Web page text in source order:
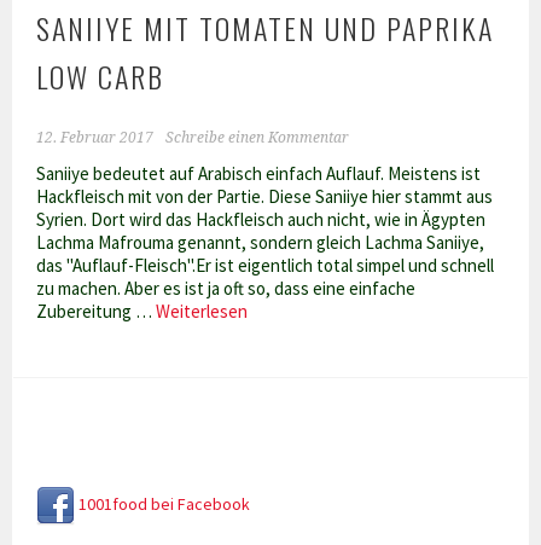
SANIIYE MIT TOMATEN UND PAPRIKA
LOW CARB
12. Februar 2017 Schreibe einen Kommentar
Saniiye bedeutet auf Arabisch einfach Auflauf. Meistens ist
Hackfleisch mit von der Partie. Diese Saniiye hier stammt aus
Syrien. Dort wird das Hackfleisch auch nicht, wie in Ägypten
Lachma Mafrouma genannt, sondern gleich Lachma Saniiye,
das "Auflauf-Fleisch".Er ist eigentlich total simpel und schnell
zu machen. Aber es ist ja oft so, dass eine einfache
Zubereitung …Weiterlesen
1001food bei Facebook